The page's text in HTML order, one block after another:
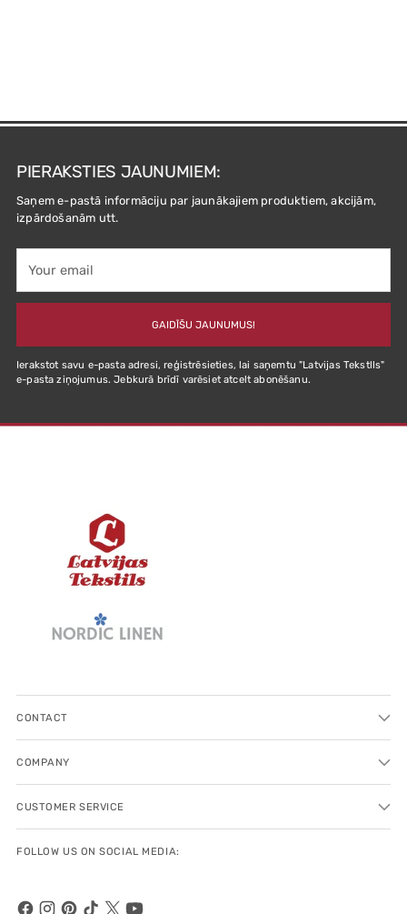
PIERAKSTIES JAUNUMIEM:
Saņem e-pastā informāciju par jaunākajiem produktiem, akcijām,
izpārdošanām utt.
email
GAIDĪŠU JAUNUMUS!
Ierakstot savu e-pasta adresi, reģistrēsieties, lai saņemtu "Latvijas Tekstlls"
e-pasta ziņojumus. Jebkurā brīdī varēsiet atcelt abonēšanu.
CONTACT
COMPANY
CUSTOMER SERVICE
FOLLOW US ON SOCIAL MEDIA: